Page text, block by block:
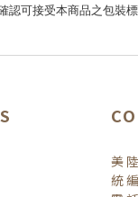
可接受本商品之包裝標
美
統